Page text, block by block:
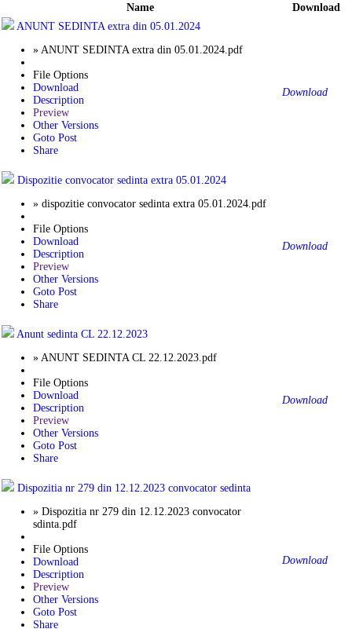
Name
Download
ANUNT SEDINTA extra din 05.01.2024
» ANUNT SEDINTA extra din 05.01.2024.pdf
File Options
Download
Description
Preview
Other Versions
Goto Post
Share
Download
Dispozitie convocator sedinta extra 05.01.2024
» dispozitie convocator sedinta extra 05.01.2024.pdf
File Options
Download
Description
Preview
Other Versions
Goto Post
Share
Download
Anunt sedinta CL 22.12.2023
» ANUNT SEDINTA CL 22.12.2023.pdf
File Options
Download
Description
Preview
Other Versions
Goto Post
Share
Download
Dispozitia nr 279 din 12.12.2023 convocator sedinta
» Dispozitia nr 279 din 12.12.2023 convocator
sdinta.pdf
File Options
Download
Description
Preview
Other Versions
Goto Post
Share
Download